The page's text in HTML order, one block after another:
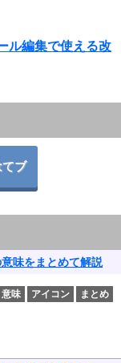
ル編集で使える改
てブ
味をまとめて解説
意味 アイコン まとめ